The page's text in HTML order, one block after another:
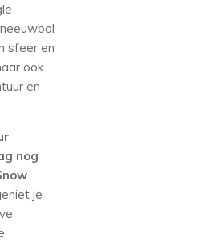
sfeer en
ook
en
nog
je